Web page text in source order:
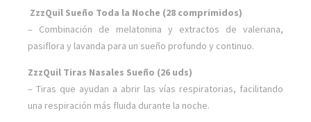
ZzzQuil Sueño Toda la Noche (28 comprimidos)
– Combinación de melatonina y extractos de valeriana,
pasiflora y lavanda para un sueño profundo y continuo.
ZzzQuil Tiras Nasales Sueño (26 uds)
– Tiras que ayudan a abrir las vías respiratorias, facilitando
una respiración más fluida durante la noche.